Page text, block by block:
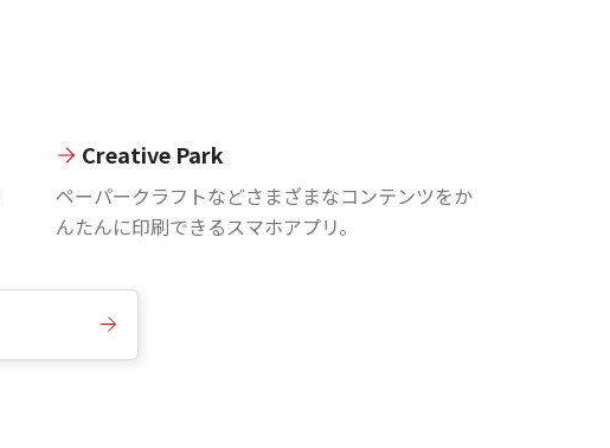
Creative Park
ペーパークラフトなどさまざまなコンテンツをか
んたんに印刷できるスマホアプリ。